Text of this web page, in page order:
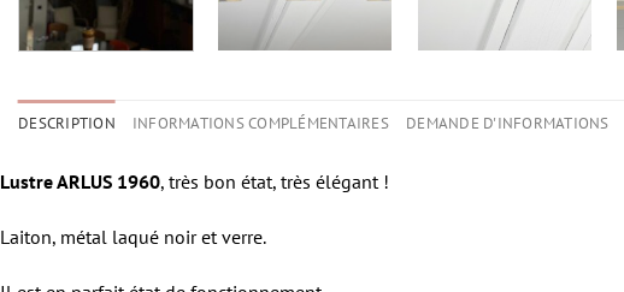
DESCRIPTION INFORMATIONS COMPLÉMENTAIRES DEMANDE D'INFORMATIONS
Lustre ARLUS 1960, très bon état, très élégant !
Laiton, métal laqué noir et verre.